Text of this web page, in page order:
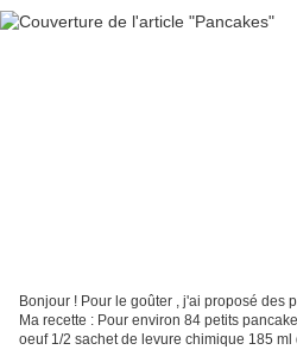
Bonjour ! Pour le goûter , j'ai proposé des
Ma recette : Pour environ 84 petits
oeuf 1/2 sachet de levure chimique 185 ml